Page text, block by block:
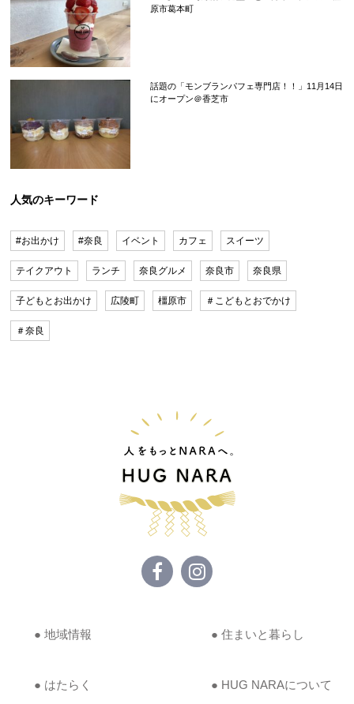
原市葛本町
話題の「モンブランパフェ専門店！！」11月14日
にオープン＠香芝市
人気のキーワード
#お出かけ #奈良 イベント カフェ スイーツ
テイクアウト ランチ 奈良グルメ 奈良市 奈良県
子どもとお出かけ 広陵町 橿原市 ＃こどもとおでかけ
＃奈良
● 地域情報 ● 住まいと暮らし
● はたらく ● HUG NARAについて